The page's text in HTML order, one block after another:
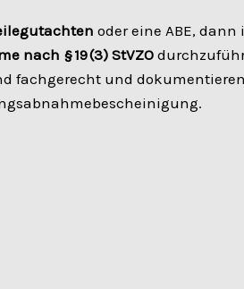
oder eine ABE, dann
nach § 19 (3) StVZO
fachgerecht und